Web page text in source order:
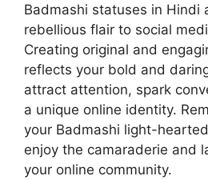
Badmashi statuses in Hindi
rebellious flair to social
Creating original and
reflects your bold and
attract attention, spark
a unique online identity.
your Badmashi light-
enjoy the camaraderie and
your online community.